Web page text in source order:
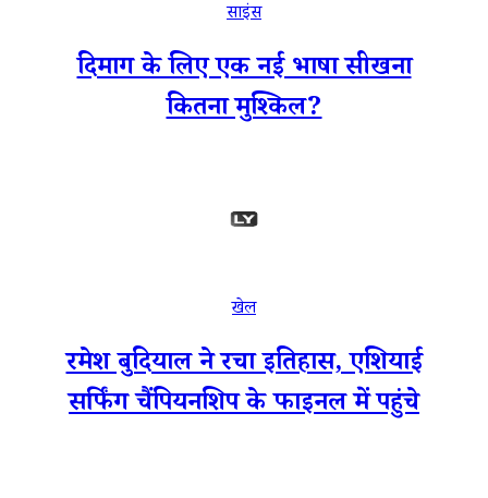
साइंस
दिमाग के लिए एक नई भाषा सीखना
कितना मुश्किल?
खेल
रमेश बुदियाल ने रचा इतिहास, एशियाई
सर्फिंग चैंपियनशिप के फाइनल में पहुंचे